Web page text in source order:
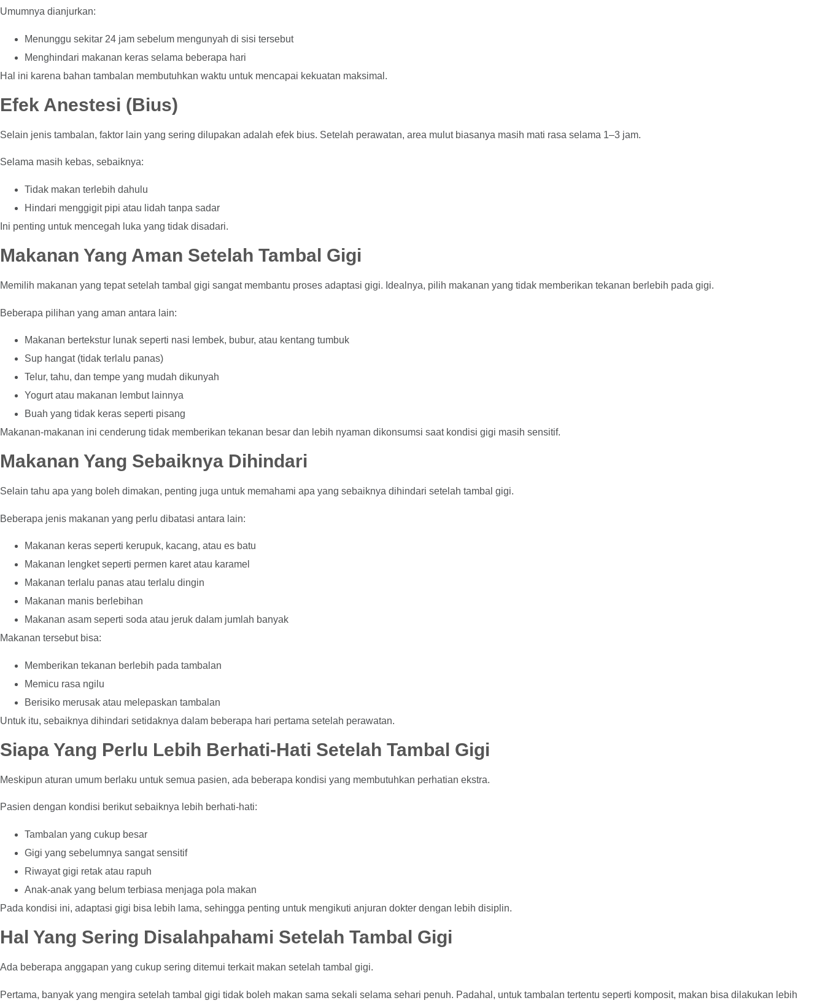
Umumnya dianjurkan:
Menunggu sekitar 24 jam sebelum mengunyah di sisi tersebut
Menghindari makanan keras selama beberapa hari
Hal ini karena bahan tambalan membutuhkan waktu untuk mencapai kekuatan maksimal.
Efek Anestesi (Bius)
Selain jenis tambalan, faktor lain yang sering dilupakan adalah efek bius. Setelah perawatan, area mulut biasanya masih mati rasa selama 1–3 jam.
Selama masih kebas, sebaiknya:
Tidak makan terlebih dahulu
Hindari menggigit pipi atau lidah tanpa sadar
Ini penting untuk mencegah luka yang tidak disadari.
Makanan Yang Aman Setelah Tambal Gigi
Memilih makanan yang tepat setelah tambal gigi sangat membantu proses adaptasi gigi. Idealnya, pilih makanan yang tidak memberikan tekanan berlebih pada gigi.
Beberapa pilihan yang aman antara lain:
Makanan bertekstur lunak seperti nasi lembek, bubur, atau kentang tumbuk
Sup hangat (tidak terlalu panas)
Telur, tahu, dan tempe yang mudah dikunyah
Yogurt atau makanan lembut lainnya
Buah yang tidak keras seperti pisang
Makanan-makanan ini cenderung tidak memberikan tekanan besar dan lebih nyaman dikonsumsi saat kondisi gigi masih sensitif.
Makanan Yang Sebaiknya Dihindari
Selain tahu apa yang boleh dimakan, penting juga untuk memahami apa yang sebaiknya dihindari setelah tambal gigi.
Beberapa jenis makanan yang perlu dibatasi antara lain:
Makanan keras seperti kerupuk, kacang, atau es batu
Makanan lengket seperti permen karet atau karamel
Makanan terlalu panas atau terlalu dingin
Makanan manis berlebihan
Makanan asam seperti soda atau jeruk dalam jumlah banyak
Makanan tersebut bisa:
Memberikan tekanan berlebih pada tambalan
Memicu rasa ngilu
Berisiko merusak atau melepaskan tambalan
Untuk itu, sebaiknya dihindari setidaknya dalam beberapa hari pertama setelah perawatan.
Siapa Yang Perlu Lebih Berhati-Hati Setelah Tambal Gigi
Meskipun aturan umum berlaku untuk semua pasien, ada beberapa kondisi yang membutuhkan perhatian ekstra.
Pasien dengan kondisi berikut sebaiknya lebih berhati-hati:
Tambalan yang cukup besar
Gigi yang sebelumnya sangat sensitif
Riwayat gigi retak atau rapuh
Anak-anak yang belum terbiasa menjaga pola makan
Pada kondisi ini, adaptasi gigi bisa lebih lama, sehingga penting untuk mengikuti anjuran dokter dengan lebih disiplin.
Hal Yang Sering Disalahpahami Setelah Tambal Gigi
Ada beberapa anggapan yang cukup sering ditemui terkait makan setelah tambal gigi.
Pertama, banyak yang mengira setelah tambal gigi tidak boleh makan sama sekali selama sehari penuh. Padahal, untuk tambalan tertentu seperti komposit, makan bisa dilakukan lebih